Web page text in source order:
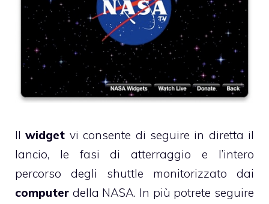
Ilwidget vi consente di seguire in diretta il
lancio, le fasi di atterraggio e l’intero
percorso degli shuttle monitorizzato dai
computer della NASA. In più potrete seguire